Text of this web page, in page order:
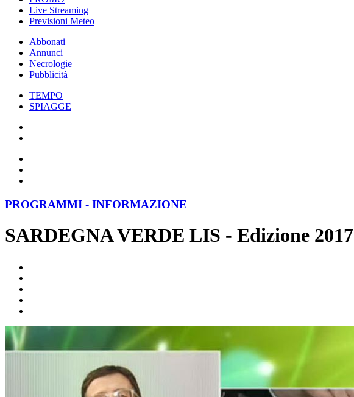
Live Streaming
Previsioni Meteo
Abbonati
Annunci
Necrologie
Pubblicità
TEMPO
SPIAGGE
PROGRAMMI - INFORMAZIONE
SARDEGNA VERDE LIS - Edizione 2017